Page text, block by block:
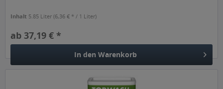
Inhalt 5.85 Liter(6,36 € * / 1 Liter)
ab 37,19 € *
In den Warenkorb